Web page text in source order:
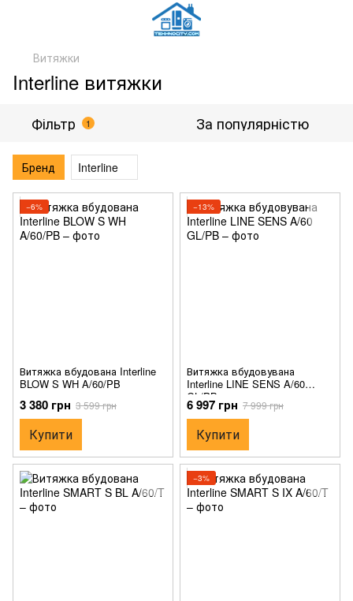
Витяжки
Interline витяжки
Фільтр 1 За популярністю
Бренд Interline
−6%
Витяжка вбудована Interline
BLOW S WH A/60/PB
3 380 грн 3 599 грн
Купити
−13%
Витяжка вбудовувана
Interline LINE SENS A/60
GL/PB
6 997 грн 7 999 грн
Купити
−3%